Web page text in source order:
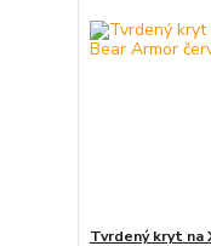
Tvrdený kryt na